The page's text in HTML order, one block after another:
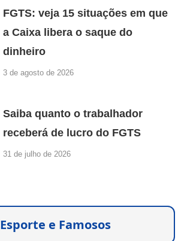
FGTS: veja 15 situações em que
a Caixa libera o saque do
dinheiro
3 de agosto de 2026
Saiba quanto o trabalhador
receberá de lucro do FGTS
31 de julho de 2026
Esporte e Famosos